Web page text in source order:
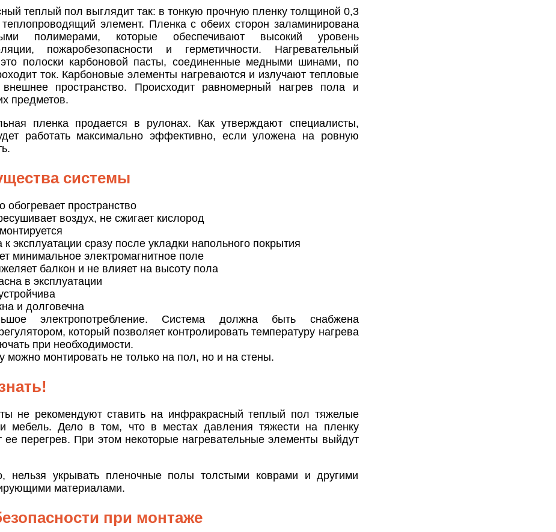
теплый пол выглядит так: в тонкую прочную пленку толщиной 0,3
элемент. Пленка с обеих сторон заламинирована
полимерами, которые обеспечивают высокий уровень
пожаробезопасности и герметичности. Нагревательный
полоски карбоновой пасты, соединенные медными шинами, по
ток. Карбоновые элементы нагреваются и излучают тепловые
пространство. Происходит равномерный нагрев пола и
предметов.
пленка продается в рулонах. Как утверждают специалисты,
работать максимально эффективно, если уложена на ровную
системы
обогревает пространство
воздух, не сжигает кислород
к эксплуатации сразу после укладки напольного покрытия
минимальное электромагнитное поле
балкон и не влияет на высоту пола
в эксплуатации
и долговечна
электропотребление. Система должна быть снабжена
который позволяет контролировать температуру нагрева
при необходимости.
можно монтировать не только на пол, но и на стены.
не рекомендуют ставить на инфракрасный теплый пол тяжелые
мебель. Дело в том, что в местах давления тяжести на пленку
ее перегрев. При этом некоторые нагревательные элементы выйдут
нельзя укрывать пленочные полы толстыми коврами и другими
материалами.
при монтаже